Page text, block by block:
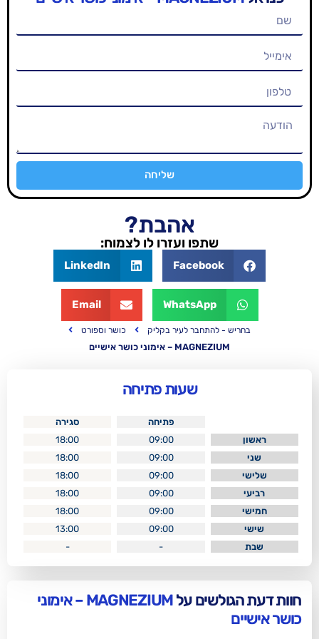
שתפו ועזרו לו לצמוח:
LinkedIn
Email
להתחבר לעיר בקליק כושר וספורט
סגירה
09:00
18:00
09:00
18:00
09:00
18:00
09:00
18:00
09:00
18:00
09:00
13:00
-
-
על MAGNEZIUM – אימוני